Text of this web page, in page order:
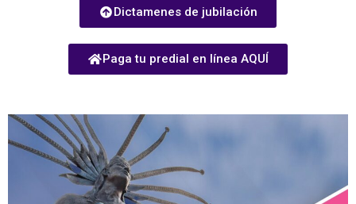
Dictamenes de jubilación
Paga tu predial en línea AQUÍ